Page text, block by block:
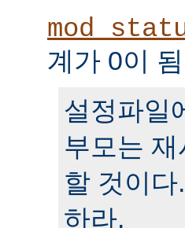
계가 0이
설정파일
부모는
할 것이
하라.